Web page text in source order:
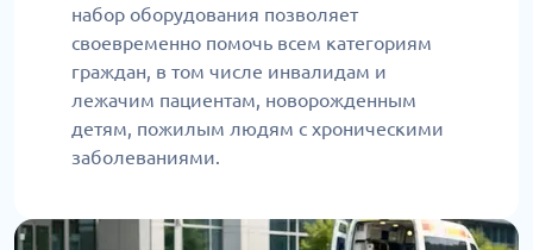
набор оборудования позволяет
своевременно помочь всем категориям
граждан, в том числе инвалидам и
лежачим пациентам, новорожденным
детям, пожилым людям с хроническими
заболеваниями.